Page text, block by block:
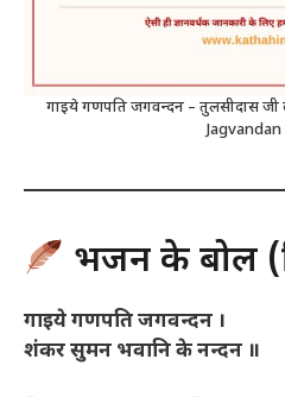
गाइये गणपति जगवन्दन – तुलसीदास
Jagvandan
भजन के बोल
गाइये गणपति जगवन्दन ।
शंकर सुमन भवानि के नन्दन ॥